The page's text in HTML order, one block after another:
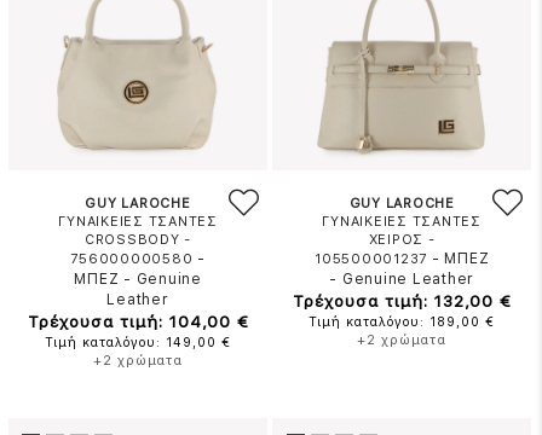
GUY LAROCHE
ΓΥΝΑΙΚΕΙΕΣ ΤΣΑΝΤΕΣ
CROSSBODY -
756000000580 -
ΜΠΕΖ - Genuine
Leather
Τρέχουσα τιμή: 104,00 €
Τιμή καταλόγου: 149,00 €
+2 χρώματα
GUY LAROCHE
ΓΥΝΑΙΚΕΙΕΣ ΤΣΑΝΤΕΣ
ΧΕΙΡΟΣ -
105500001237 - ΜΠΕΖ
- Genuine Leather
Τρέχουσα τιμή: 132,00 €
Τιμή καταλόγου: 189,00 €
+2 χρώματα